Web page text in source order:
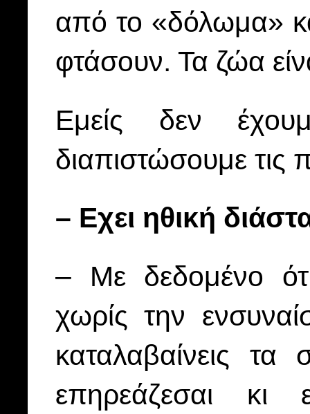
από το «δόλωμα»
φτάσουν. Τα ζώα
Εμείς δεν
διαπιστώσουμε τις
– Εχει ηθική
– Με δεδομένο
χωρίς την
καταλαβαίνεις
επηρεάζεσαι κι